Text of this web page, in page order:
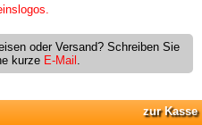
oder Versand? Schreiben Sie
kurze E-Mail .
zur Kasse